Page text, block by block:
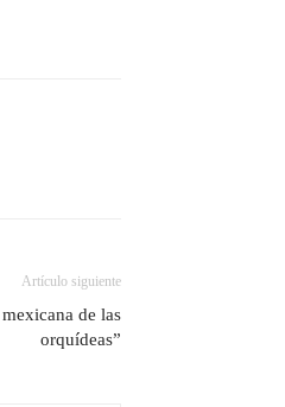
Artículo siguiente
de las
orquídeas”